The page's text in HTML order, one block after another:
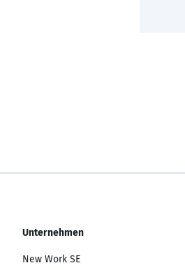
Unternehmen
New Work SE